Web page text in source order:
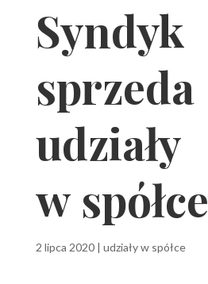
Syndyk
sprzeda
udziały
w spółce
2 lipca 2020| udziały w spółce